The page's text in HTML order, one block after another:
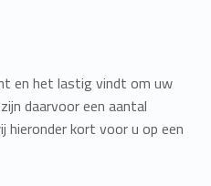
en het lastig vindt om uw
daarvoor een aantal
hieronder kort voor u op een